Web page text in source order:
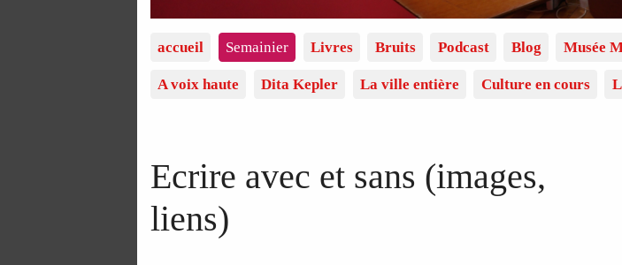
accueil Semainier Livres Bruits Podcast Blog Musée
A voix haute Dita Kepler La ville entière Culture en cours
Ecrire avec et sans (images,
liens)